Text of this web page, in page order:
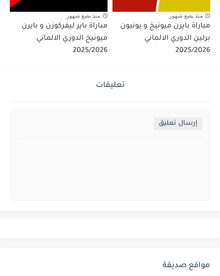
منذ بضع شهور
مباراة بايرن ميونيخ و يونيون
برلين الدوري الالماني
2025/2026
منذ بضع شهور
مباراة باير ليفركوزن و بايرن
ميونيخ الدوري الالماني
2025/2026
تعليقات
إرسال تعليق
مواقع صديقة